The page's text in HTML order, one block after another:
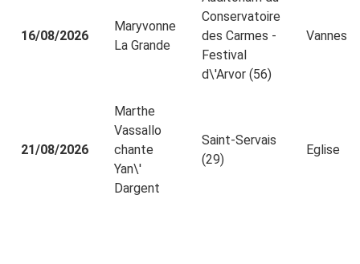
16/08/2026
Maryvonne
La Grande
Conservatoire
des Carmes -
Festival
d\'Arvor (56)
Vannes
21/08/2026
Marthe
Vassallo
chante
Yan\'
Dargent
Saint-Servais
(29)
Eglise